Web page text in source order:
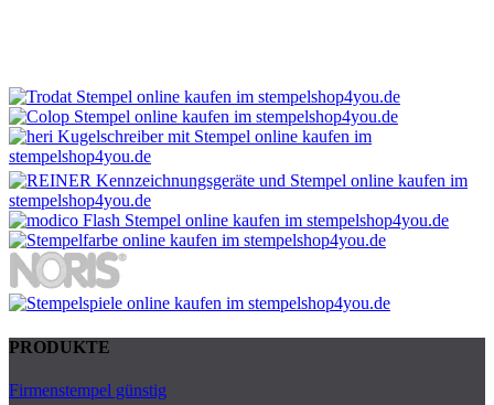
PRODUKTE
Firmenstempel günstig